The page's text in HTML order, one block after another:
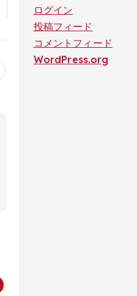
ログイン
投稿フィード
コメントフィード
WordPress.org